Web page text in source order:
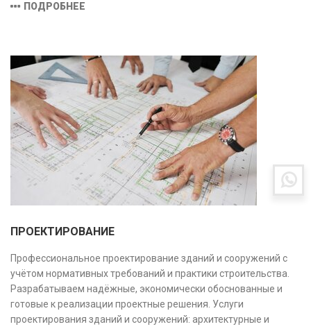
соответствующими заявленной области аккредитации.
ПОДРОБНЕЕ
ПРОЕКТИРОВАНИЕ
Профессиональное проектирование зданий и сооружений с
учётом нормативных требований и практики строительства.
Разрабатываем надёжные, экономически обоснованные и
готовые к реализации проектные решения. Услуги
проектирования зданий и сооружений: архитектурные и